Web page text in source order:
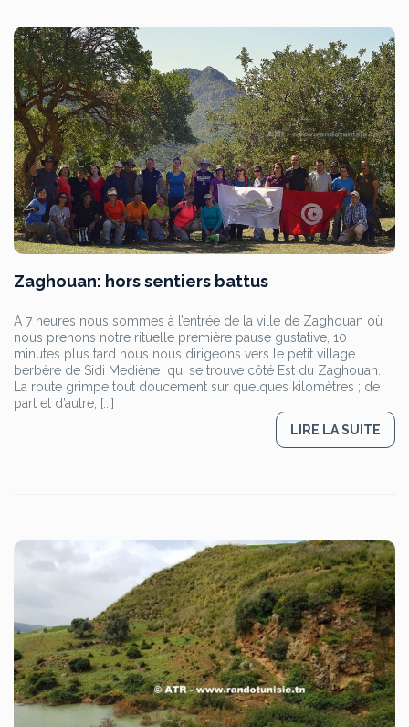
Zaghouan: hors sentiers battus
A 7 heures nous sommes à l’entrée de la ville de Zaghouan où
nous prenons notre rituelle première pause gustative, 10
minutes plus tard nous nous dirigeons vers le petit village
berbère de Sidi Mediène qui se trouve côté Est du Zaghouan.
La route grimpe tout doucement sur quelques kilomètres ; de
part et d’autre, [...]
LIRE LA SUITE